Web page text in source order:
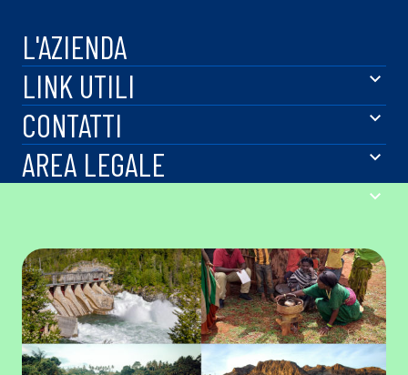
L'AZIENDA
LINK UTILI
CONTATTI
AREA LEGALE